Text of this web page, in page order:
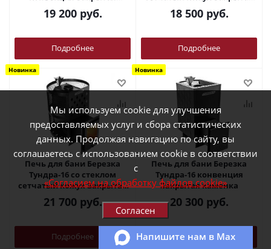
Мы используем cookie для улучшения
предоставляемых услуг и сбора статистических
данных. Продолжая навигацию по сайту, вы
соглашаетесь с использованием cookie в соответствии
с
«Согласием на обработку файлов cookie»
Согласен
Напишите нам в Max
каменка
19 200руб.
Подробнее
каменка
18 500руб.
Подробнее
Новинка
Печь для бани Березка
Тундра-16 со стеклом
сетчатый кожух Закрытая
каменка
21 700руб.
Подробнее
Новинка
Печь для бани Березка
Тундра-16 конвенция
Закрытая каменка
20 300руб.
Подробнее